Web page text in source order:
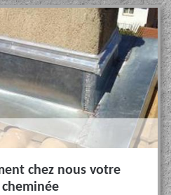
chez nous votre